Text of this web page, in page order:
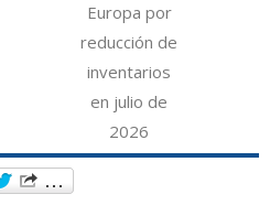
Europa por
reducción de
inventarios
en julio de
2026